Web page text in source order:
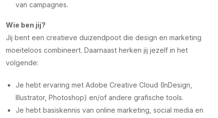
van campagnes.
Wie ben jij?
Jij bent een creatieve duizendpoot die design en marketing
moeiteloos combineert. Daarnaast herken jij jezelf in het
volgende:
Je hebt ervaring met Adobe Creative Cloud (InDesign,
Illustrator, Photoshop) en/of andere grafische tools.
Je hebt basiskennis van online marketing, social media en